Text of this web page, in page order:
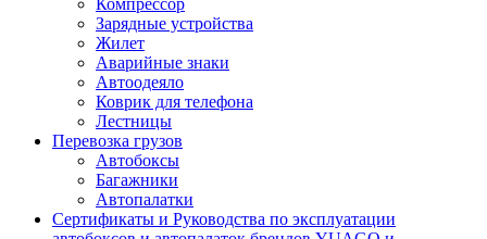
Компрессор
Зарядные устройства
Жилет
Аварийные знаки
Автоодеяло
Коврик для телефона
Лестницы
Перевозка грузов
Автобоксы
Багажники
Автопалатки
Сертификаты и Руководства по эксплуатации